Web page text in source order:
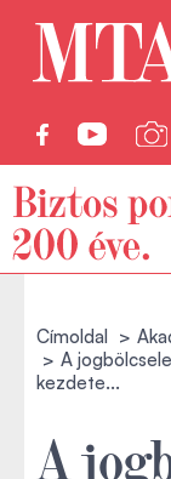
Címoldal
A
kezdete...
A